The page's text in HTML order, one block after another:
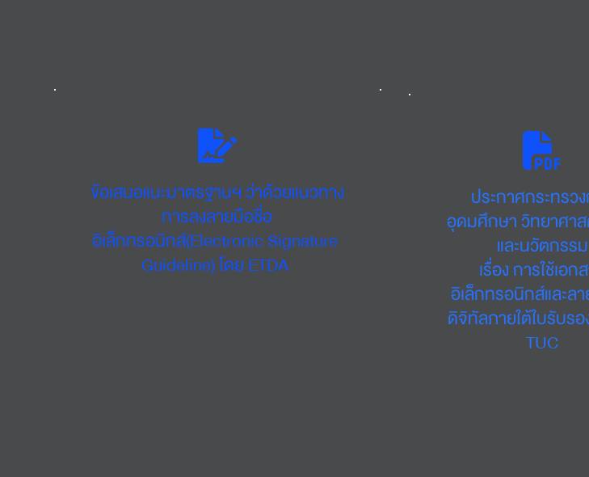
ข้อเสนอแนะมาตรฐานฯ ว่าด้วยแนวทาง
การลงลายมือชื่อ
อิเล็กทรอนิกส์(Electronic Signature
Guideline) โดย ETDA
ประกาศกระทรว
อุดมศึกษา วิทยาศา
และนวัตกรรม
เรื่อง การใช้เอก
อิเล็กทรอนิกส์และล
ดิจิทัลภายใต้ใบรับร
TUC